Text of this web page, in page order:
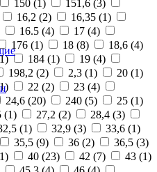
150 (1 ) 151,6 (3)
16,2 (2) 16,35 (1)
16.5 (4) 17 (4)
176 (1) 18 (8) 18,6 (4)
1) 184 (1) 19 (4)
198,2 (2) 2,3 (1) 20 (1)
1) 22 (2) 23 (4)
24,6 (20) 240 (5) 25 (1)
(1) 27,2 (2) 28,4 (3)
(1) 32,9 (3) 33,6 (1)
35,5 (9) 36 (2) 36,5 (3)
1) 40 (23) 42 (7) 43 (1)